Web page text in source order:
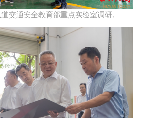
交通安全教育部重点实验室调研。